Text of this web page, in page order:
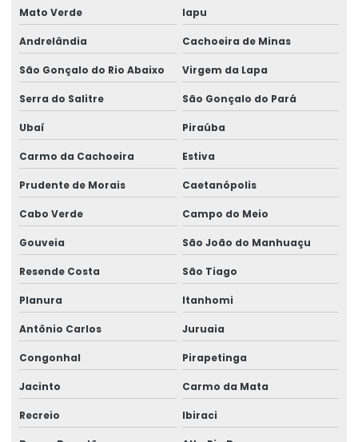
Mato Verde Iapu
Andrelândia Cachoeira de Minas
São Gonçalo do Rio Abaixo Virgem da Lapa
Serra do Salitre São Gonçalo do Pará
Ubaí Piraúba
Carmo da Cachoeira Estiva
Prudente de Morais Caetanópolis
Cabo Verde Campo do Meio
Gouveia São João do Manhuaçu
Resende Costa São Tiago
Planura Itanhomi
Antônio Carlos Juruaia
Congonhal Pirapetinga
Jacinto Carmo da Mata
Recreio Ibiraci